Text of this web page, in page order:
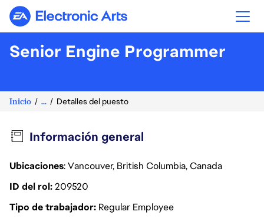
Electronic Arts
Senior Engine Programmer
Inicio ... Detalles del puesto
Información general
Ubicaciones: Vancouver, British Columbia, Canada
ID del rol209520
Tipo de trabajador Regular Employee